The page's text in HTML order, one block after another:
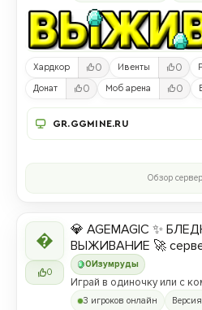
Хардкор 0 Ивенты 0
Донат 0 Моб арена 0
GR.GGMINE.RU
Обзор

0
0 Изумруды
💎 AGEMAGIC ✨
ВЫЖИВАНИЕ 🚀
Играй в одиночку или с
3 игроков онлайн